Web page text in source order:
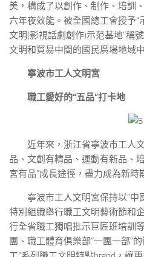
美，構成了以創作、制作、培訓
六年夜效能。被全國總工會授予“
文明(影視話劇創作)示范基地”稱
文明和貿易中間的國民廣場地域
寧波市工人文明宮
職工愛好的“五品”打卡地
近年來，浙江省寧波市工人
品、文創有精品、運動有新品、
宮有品”成長途徑，盡力成為新時
寧波市工人文明宮保持以“中
特別組織舉行職工文明藝術節和
行全省職工獨唱批示巨匠班培訓
團、職工體育俱樂部“一團一部”